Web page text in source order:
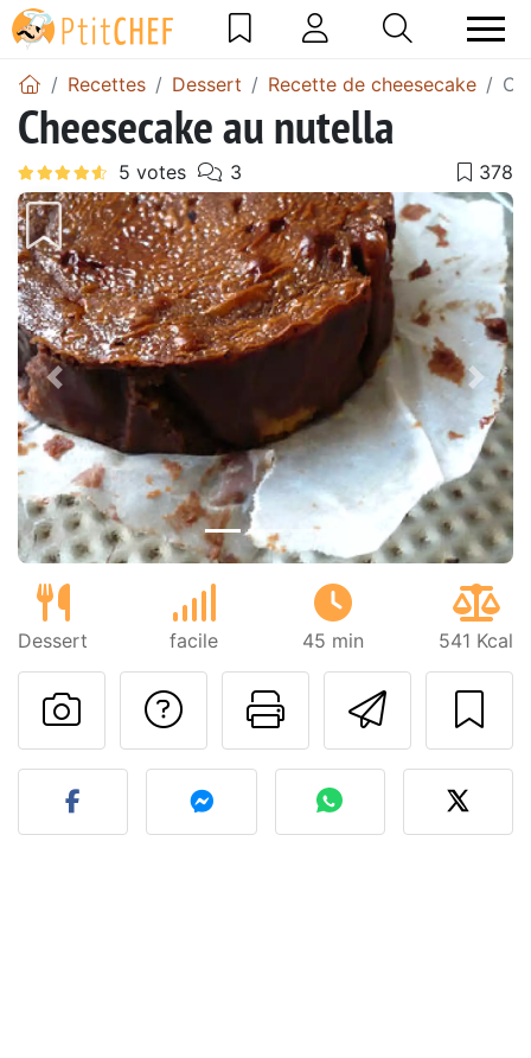
Recettes Dessert Recette de cheesecake
Cheesecake au nutella
Précédent
Dessert facile 45 min 541 Kcal
Imprimer
Poser une
Publier votre photo de